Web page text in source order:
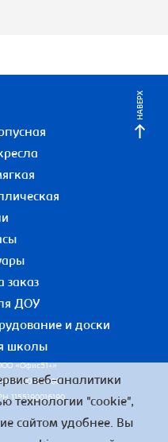
НАВЕРХ
заказ
ДОУ
и доски
школы
«Офис51+»
5190055780
1155190016190
веб-аналитики
технологии "cookie",
сайтом удобнее. Вы